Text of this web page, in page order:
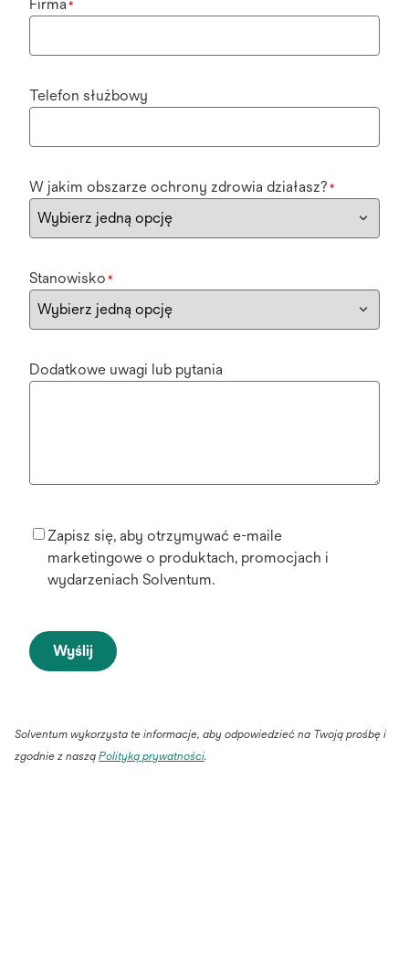
Firma *
Telefon służbowy
W jakim obszarze ochrony zdrowia działasz? *
Stanowisko *
Dodatkowe uwagi lub pytania
Zapisz się, aby otrzymywać e-maile
marketingowe o produktach, promocjach i
wydarzeniach Solventum.
Wyślij
Solventum wykorzysta te informacje, aby odpowiedzieć na Twoją prośbę i
zgodnie z naszą Polityką prywatnościopens
.